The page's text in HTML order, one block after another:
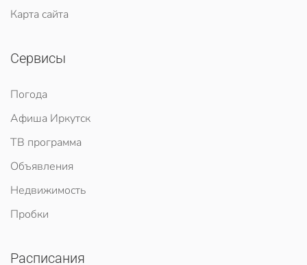
Карта сайта
Сервисы
Погода
Афиша Иркутск
ТВ программа
Объявления
Недвижимость
Пробки
Расписания